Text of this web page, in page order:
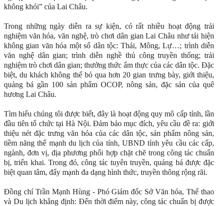
không khói” của Lai Châu.
Trong những ngày diễn ra sự kiện, có rất nhiều hoạt động trải
nghiệm văn hóa, văn nghệ, trò chơi dân gian Lai Châu như tái hiện
không gian văn hóa một số dân tộc: Thái, Mông, Lự…; trình diễn
văn nghệ dân gian; trình diễn nghề thủ công truyền thống; trải
nghiệm trò chơi dân gian; thưởng thức ẩm thực của các dân tộc. Đặc
biệt, du khách không thể bỏ qua hơn 20 gian trưng bày, giới thiệu,
quảng bá gần 100 sản phẩm OCOP, nông sản, đặc sản của quê
hương Lai Châu.
Tìm hiểu chúng tôi được biết, đây là hoạt động quy mô cấp tỉnh, lần
đầu tiên tổ chức tại Hà Nội. Đảm bảo mục đích, yêu cầu đề ra: giới
thiệu nét đặc trưng văn hóa của các dân tộc, sản phẩm nông sản,
tiềm năng thế mạnh du lịch của tỉnh, UBND tỉnh yêu cầu các cấp,
ngành, đơn vị, địa phương phối hợp chặt chẽ trong công tác chuẩn
bị, triển khai. Trong đó, công tác tuyên truyền, quảng bá được đặc
biệt quan tâm, đẩy mạnh đa dạng hình thức, truyền thông rộng rãi.
Đồng chí Trần Mạnh Hùng - Phó Giám đốc Sở Văn hóa, Thể thao
và Du lịch khẳng định: Đến thời điểm này, công tác chuẩn bị được